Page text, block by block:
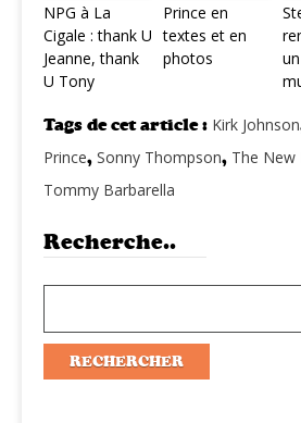
NPG à La
Cigale : thank U
Jeanne, thank
U Tony
Prince en
textes et en
photos
Tags de cet article : Kirk Johnson
Prince, Sonny Thompson, The New
Tommy Barbarella
Recherche..